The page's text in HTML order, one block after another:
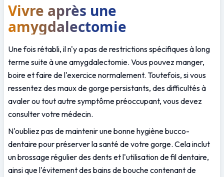
Vivre après une
amygdalectomie
Une fois rétabli, il n'y a pas de restrictions spécifiques à long
terme suite à une amygdalectomie. Vous pouvez manger,
boire et faire de l'exercice normalement. Toutefois, si vous
ressentez des maux de gorge persistants, des difficultés à
avaler ou tout autre symptôme préoccupant, vous devez
consulter votre médecin.
N'oubliez pas de maintenir une bonne hygiène bucco-
dentaire pour préserver la santé de votre gorge. Cela inclut
un brossage régulier des dents et l'utilisation de fil dentaire,
ainsi que l'évitement des bains de bouche contenant de